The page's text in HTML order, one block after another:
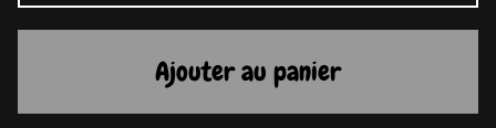
Ajouter au panier